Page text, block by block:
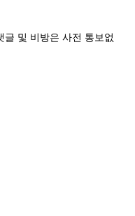
글 및 비방은 사전 통보없